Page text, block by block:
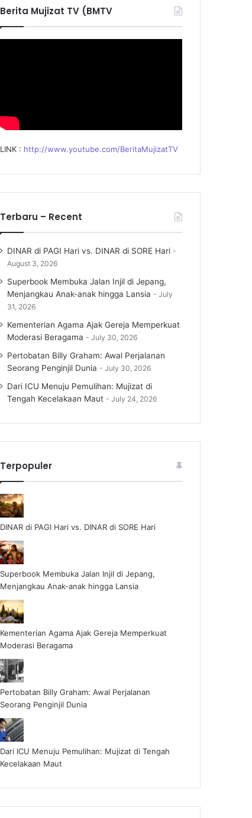
Berita Mujizat TV (BMTV
LINK : http://www.youtube.com/BeritaMujizatTV
Terbaru – Recent
DINAR di PAGI Hari vs. DINAR di SORE Hari
August 3, 2026
Superbook Membuka Jalan Injil di Jepang,
Menjangkau Anak-anak hingga Lansia
July
31, 2026
Kementerian Agama Ajak Gereja Memperkuat
Moderasi Beragama
July 30, 2026
Pertobatan Billy Graham: Awal Perjalanan
Seorang Penginjil Dunia
July 30, 2026
Dari ICU Menuju Pemulihan: Mujizat di
Tengah Kecelakaan Maut
July 24, 2026
Terpopuler
DINAR di PAGI Hari vs. DINAR di SORE Hari
Superbook Membuka Jalan Injil di Jepang,
Menjangkau Anak-anak hingga Lansia
Kementerian Agama Ajak Gereja Memperkuat
Moderasi Beragama
Pertobatan Billy Graham: Awal Perjalanan
Seorang Penginjil Dunia
Dari ICU Menuju Pemulihan: Mujizat di Tengah
Kecelakaan Maut